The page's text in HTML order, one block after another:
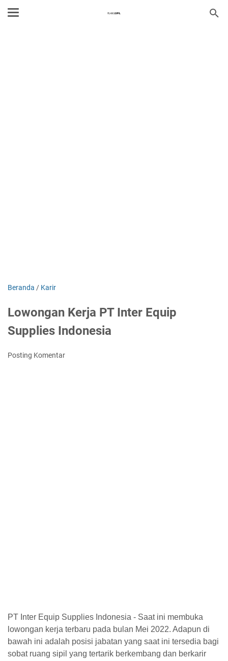
Beranda / Karir
Lowongan Kerja PT Inter Equip
Supplies Indonesia
Posting Komentar
PT Inter Equip Supplies Indonesia - Saat ini membuka
lowongan kerja terbaru pada bulan Mei 2022. Adapun di
bawah ini adalah posisi jabatan yang saat ini tersedia bagi
sobat ruang sipil yang tertarik berkembang dan berkarir